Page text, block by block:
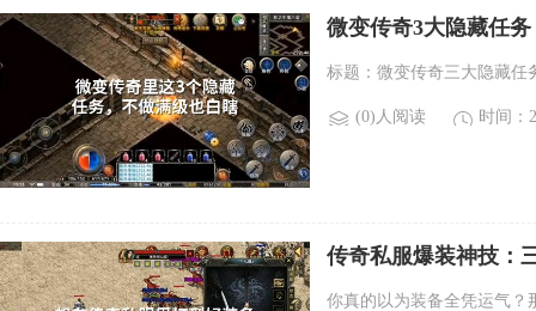
微变传奇3大隐藏任
标题：微变传奇三大隐藏任
(0)人阅读 时间：
传奇私服爆装神技：
你真的以为装备全凭运气？